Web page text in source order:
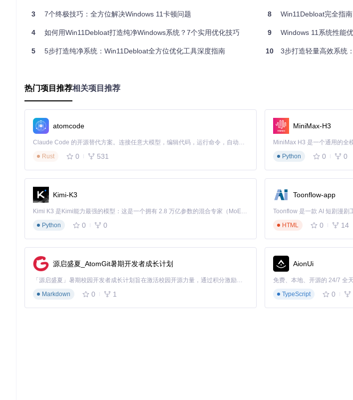
模块名称 技术原理 适用场景
系统配置
通过.reg 文件批量修改系统设置 所有Windows 11环境
2.2 用户场景适配矩阵
场景类型
游戏主机
禁用Defender实时保护、关闭游戏DVR 图形驱动组件、DirectX
加载速度提升25-
老旧设备
禁用动画效果、减少启动项 系统关键服务
响应速度提升40-
开发环境
保留WSL、VSCode等开发工具 禁用广告推送、自动更新 后台资源占用减少
📌环境准备
# 克隆项目仓库
cd Win11Debloat
# 以管理员身份运行PowerShell
默认模式优化
3 7个终极技巧：全方位解决Windows 11卡顿问题
4 如何用Win11Debloat打造纯净Windows系统？7个实用优化技巧
5 5步打造纯净系统：Win11Debloat全方位优化工具深度指南
8 Win11Debloat完全指
9 Windows 11系统性能优
10 3步打造轻量高效系统
热门项目推荐相关项目推荐
atomcode
Claude Code 的开源替代方案。连接任意大模型，编辑代码，运行命令，自动验证 — 全自动执行。用 Rust 构建，极致性能。 ｜ An open-source alternative to Claude Code. Connect any LLM, edit code, run commands, and verify changes — autonomously. Built in Rust for speed. Get Started
Rust
0 531
MiniMax-H3
Python
0 0
Kimi-K3
Kimi K3 是Kimi能力最强的模型：这是一个拥有 2.8 万亿参数的混合专家（MoE）模型，具备原生视觉理解能力，并支持 100 万 token 的上下文窗口。
Python
0 0
Toonflow-app
HTML
0 14
源启盛夏_AtomGit暑期开发者成长计划
「源启盛夏」暑期校园开发者成长计划旨在激活校园开源力量，通过积分激励、认证扶持、资源倾斜等形式，引导高校组织和开发者完成「入驻 — 建项目 — 做贡献 — 获认证 — 得资源」的完整闭环。无论你是想带领社团入驻平台的组织者，还是希望用代码贡献证明自己的开发者，都能在这里找到属于你的成长路径。
Markdown
0 1
AionUi
TypeScript
0